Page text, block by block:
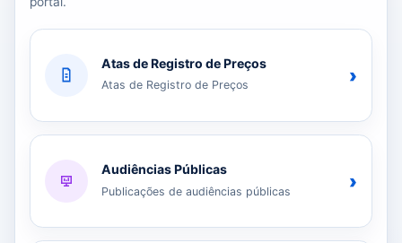
Atas de Registro de Preços
Atas de Registro de Preços ›
Audiências Públicas
Publicações de audiências públicas ›